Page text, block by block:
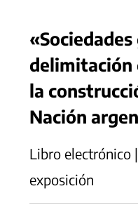
la
Nación
Libro electrónico
exposición